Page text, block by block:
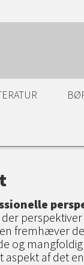
fremhæver
og
aspekt af det